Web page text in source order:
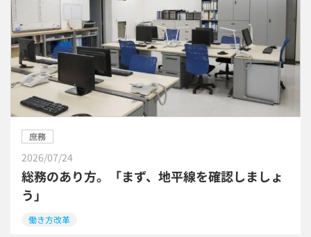
庶務
2026/07/24
総務のあり方。「まず、地平線を確認しましょ
う」
働き方改革